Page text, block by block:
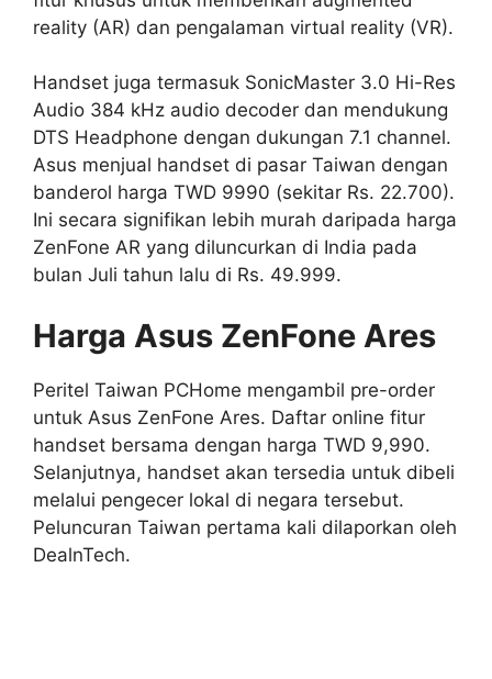
reality (AR) dan pengalaman virtual reality (VR).
Handset juga termasuk SonicMaster 3.0 Hi-Res
Audio 384 kHz audio decoder dan mendukung
DTS Headphone dengan dukungan 7.1 channel.
Asus menjual handset di pasar Taiwan dengan
banderol harga TWD 9990 (sekitar Rs. 22.700).
Ini secara signifikan lebih murah daripada harga
ZenFone AR yang diluncurkan di India pada
bulan Juli tahun lalu di Rs. 49.999.
Harga Asus ZenFone Ares
Peritel Taiwan PCHome mengambil pre-order
untuk Asus ZenFone Ares. Daftar online fitur
handset bersama dengan harga TWD 9,990.
Selanjutnya, handset akan tersedia untuk dibeli
melalui pengecer lokal di negara tersebut.
Peluncuran Taiwan pertama kali dilaporkan oleh
DealnTech.